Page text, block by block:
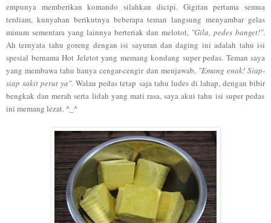
empunya memberikan komando silahkan dicipi. Gigitan pertama semua
terdiam, kunyahan berikutnya beberapa temanlangsung menyambar gelas
minum sementara yang lainnya berteriak dan melotot, "Gila, pedes banget!".
Ah ternyata tahu goreng dengan isi sayuran dan daging ini adalah tahu isi
spesial bernama Hot Jeletot yang memang kondang super pedas. Teman saya
yang membawa tahuhanya cengar-cengir dan menjawab, "Emang enak! Siap-
siap sakit perut ya". Walau pedas tetap saja tahu ludes di lahap, dengan bibir
bengkak dan merah serta lidah yang mati rasa, saya akui tahu isi super pedas
ini memang lezat. ^_^